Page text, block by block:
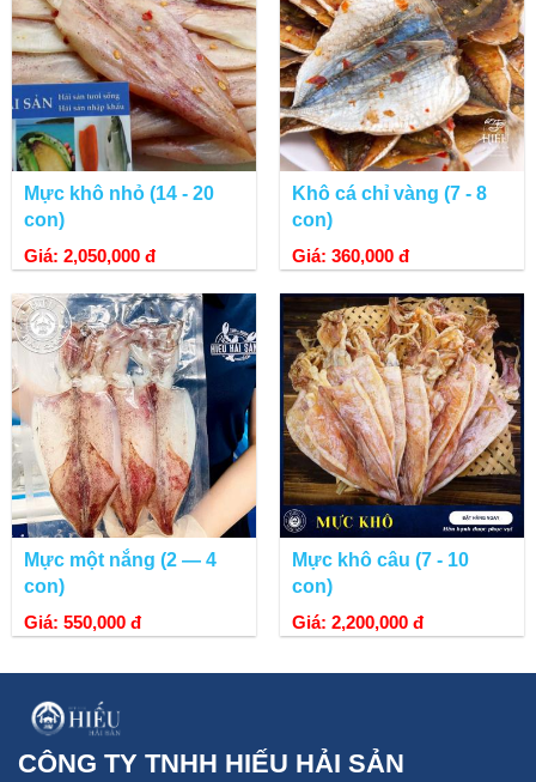
Sau khi thấm gia vị mực được đem sấy khô.
Sản phẩm hoàn chỉnh sau khi chế biến.
Mực khô nhỏ (14 - 20
con)
Giá: 2,050,000 đ
Khô cá chỉ vàng (7 - 8
con)
Giá: 360,000 đ
Mực một nắng (2 — 4
con)
Giá: 550,000 đ
Mực khô câu (7 - 10
con)
Giá: 2,200,000 đ
CÔNG TY TNHH HIẾU HẢI SẢN